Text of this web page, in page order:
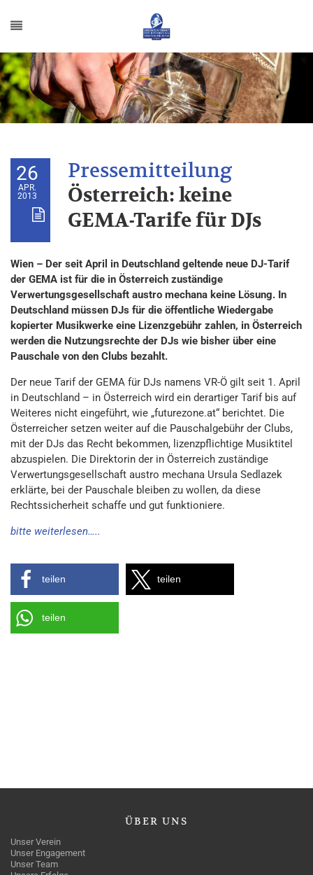
26
APR.
2013
Österreich: keine
GEMA-Tarife für DJs
Wien – Der seit April in Deutschland geltende neue DJ-Tarif
der GEMA ist für die in Österreich zuständige
Verwertungsgesellschaft austro mechana keine Lösung. In
Deutschland müssen DJs für die öffentliche Wiedergabe
kopierter Musikwerke eine Lizenzgebühr zahlen, in Österreich
werden die Nutzungsrechte der DJs wie bisher über eine
Pauschale von den Clubs bezahlt.
Der neue Tarif der GEMA für DJs namens VR-Ö gilt seit 1. April
in Deutschland – in Österreich wird ein derartiger Tarif bis auf
Weiteres nicht eingeführt, wie „futurezone.at“ berichtet. Die
Österreicher setzen weiter auf die Pauschalgebühr der Clubs,
mit der DJs das Recht bekommen, lizenzpflichtige Musiktitel
abzuspielen. Die Direktorin der in Österreich zuständige
Verwertungsgesellschaft austro mechana Ursula Sedlazek
erklärte, bei der Pauschale bleiben zu wollen, da diese
Rechtssicherheit schaffe und gut funktioniere.
bitte weiterlesen…..
teilen teilen
teilen
ÜBER UNS
Unser Verein
Unser Engagement
Unser Team